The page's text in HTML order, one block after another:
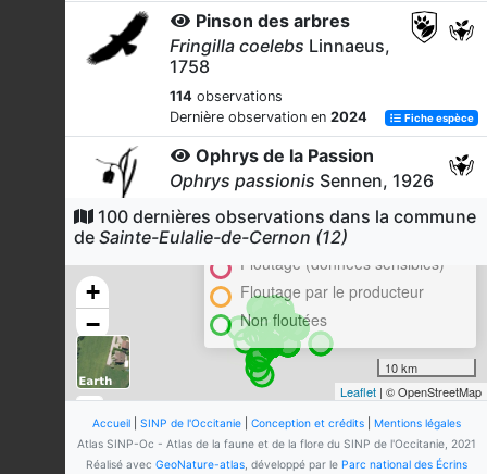
Pinson des arbres
Fringilla coelebs Linnaeus,
1758
114 observations
Dernière observation en 2024 Fiche espèce
Ophrys de la Passion
Ophrys passionis Sennen, 1926
107observations
Dernière observation en 2023
Ophrys d'Aymonin
Ophrys aymoninii(Breistr.)
Buttler, 1986
observations
Dernière observation en
Fiche espèce
Merle noir
Turdus merulaLinnaeus, 1758
101observations
100 dernières observations dans la commune
de Sainte-Eulalie-de-Cernon (12)
+
−
Cluster
En attente de validation régionale
Floutage (données sensibles)
Floutage par le producteur
Non floutées
10 km
Leaflet | © OpenStreetMap
Accueil| SINP de l'Occitanie| Conception et crédits| Mentions légales
Atlas SINP-Oc - Atlas de la faune et de la flore du SINP de l'Occitanie, 2021
Réalisé avec GeoNature-atlas, développé par le Parc national des Écrins